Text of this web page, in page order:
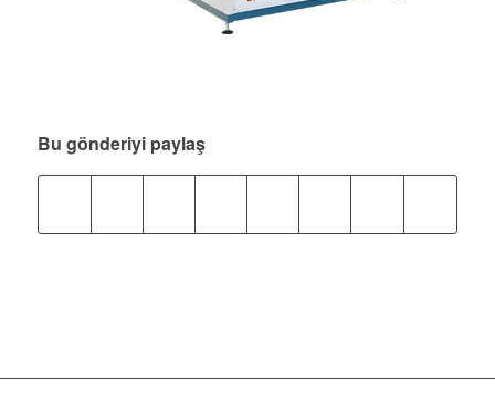
Bu gönderiyi paylaş